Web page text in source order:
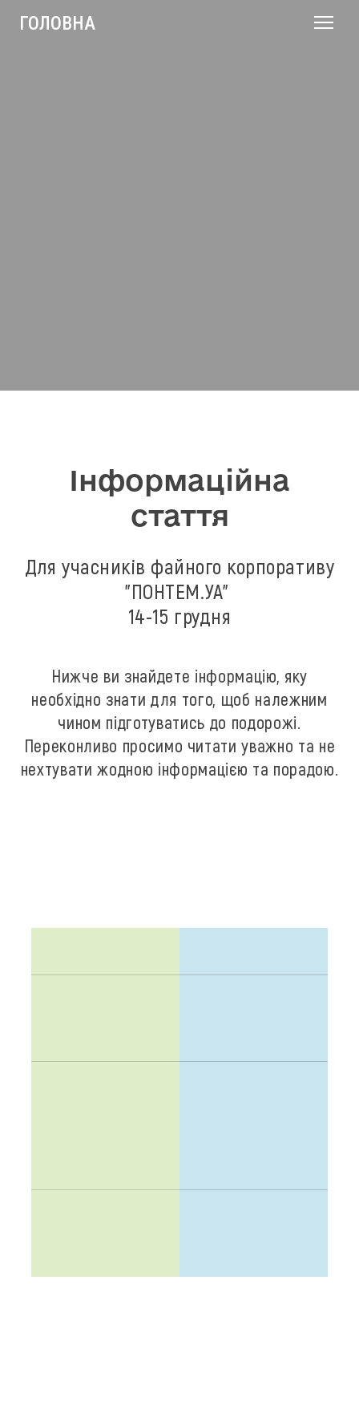
ГОЛОВНА
Інформаційна
стаття
Для учасників файного корпоративу
"ПОНТЕМ.УА"
14-15 грудня
Нижче ви знайдете інформацію, яку
необхідно знати для того, щоб належним
чином підготуватись до подорожі.
Переконливо просимо читати уважно та не
нехтувати жодною інформацією та порадою.